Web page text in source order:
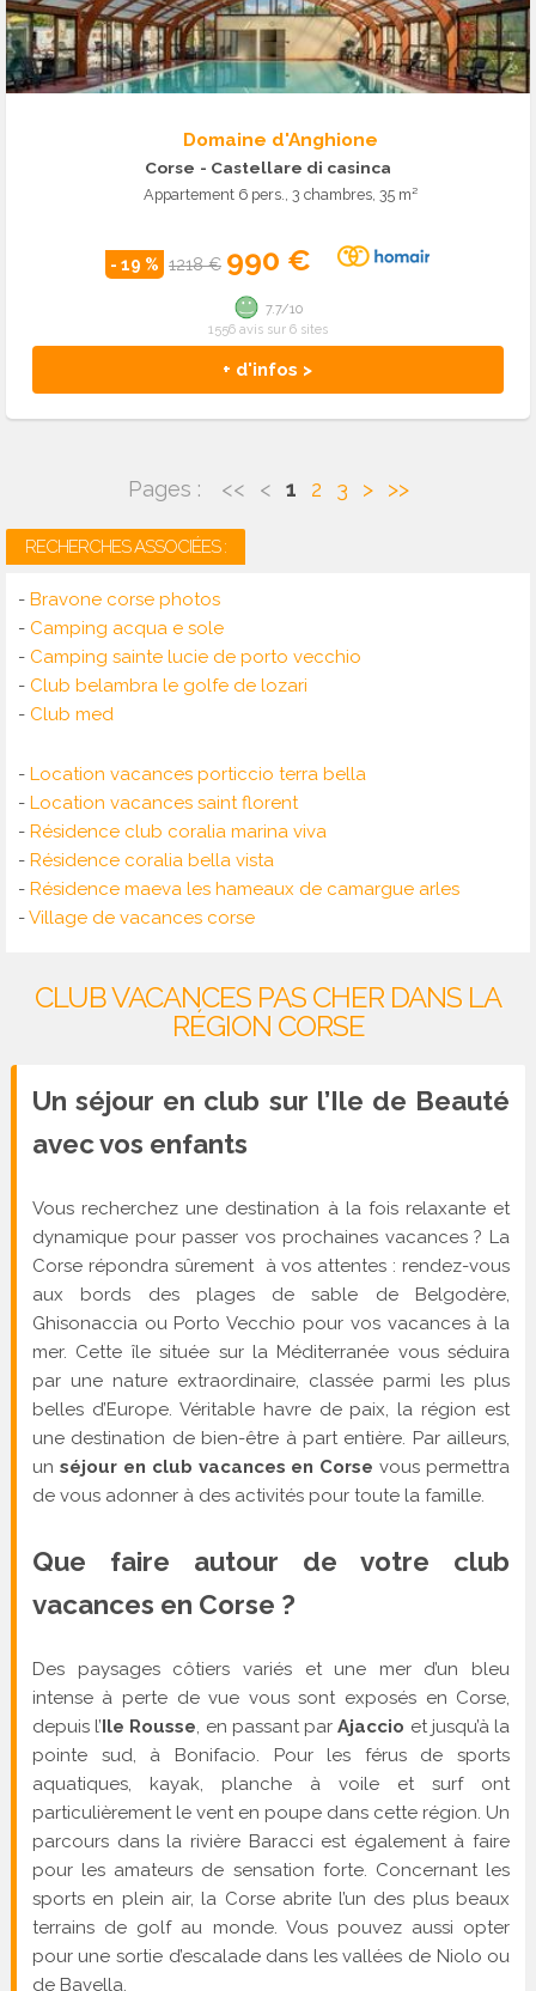
Domaine d'Anghione
Corse - Castellare di casinca
Appartement 6 pers., 3 chambres, 35 m²
- 19 % 1218 € 990 €
+ d'infos >
7.7/10
1556 avis sur 6 sites
Pages : << < 1 2 3 > >>
RECHERCHES ASSOCIÉES :
- Bravone corse photos
- Camping acqua e sole
- Camping sainte lucie de porto vecchio
- Club belambra le golfe de lozari
- Club med
- Location vacances porticcio terra bella
- Location vacances saint florent
- Résidence club coralia marina viva
- Résidence coralia bella vista
- Résidence maeva les hameaux de camargue arles
-Village de vacances corse
CLUB VACANCES PAS CHER DANS LA
RÉGION CORSE
Un séjour en club sur l’Ile de Beauté
avec vos enfants
Vous recherchez une destination à la fois relaxante et
dynamique pour passer vos prochaines vacances ? La
Corse répondra sûrement à vos attentes : rendez-vous
aux bords des plages de sable de Belgodère,
Ghisonaccia ou Porto Vecchio pour vos vacances à la
mer. Cette île située sur la Méditerranée vous séduira
par une nature extraordinaire, classée parmi les plus
belles d’Europe. Véritable havre de paix, la région est
une destination de bien-être à part entière. Par ailleurs,
un séjour en club vacances en Corse vous permettra
de vous adonner à des activités pour toute la famille.
Que faire autour de votre club
vacances en Corse ?
Des paysages côtiers variés et une mer d’un bleu
intense à perte de vue vous sont exposés en Corse,
depuis l’ Ile Rousse, en passant parAjaccio et jusqu’à la
pointe sud, à Bonifacio. Pour les férus de sports
aquatiques, kayak, planche à voile et surf ont
particulièrement le vent en poupe dans cette région. Un
parcours dans la rivière Baracci est également à faire
pour les amateurs de sensation forte. Concernant les
sports en plein air, la Corse abrite l’un des plus beaux
terrains de golf au monde. Vous pouvez aussi opter
pour une sortie d’escalade dans les vallées de Niolo ou
de Bavella.